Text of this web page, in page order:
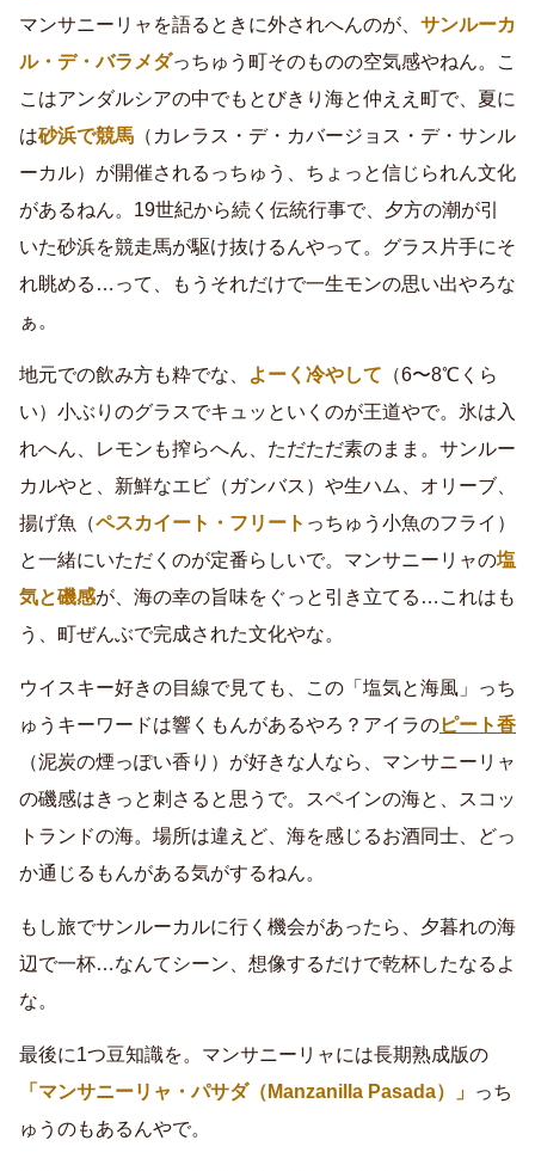
マンサニーリャを語るときに外されへんのが、 サンルーカ
ル・デ・バラメダっちゅう町そのものの空気感やねん。こ
こはアンダルシアの中でもとびきり海と仲ええ町で、夏に
は砂浜で競馬 （カレラス・デ・カバージョス・デ・サンル
ーカル）が開催されるっちゅう、ちょっと信じられん文化
があるねん。19世紀から続く伝統行事で、夕方の潮が引
いた砂浜を競走馬が駆け抜けるんやって。グラス片手にそ
れ眺める…って、もうそれだけで一生モンの思い出やろな
ぁ。
地元での飲み方も粋でな、 よーく冷やして （6〜8℃くら
い）小ぶりのグラスでキュッといくのが王道やで。氷は入
れへん、レモンも搾らへん、ただただ素のまま。サンルー
カルやと、新鮮なエビ（ガンバス）や生ハム、オリーブ、
揚げ魚（ペスカイート・フリート っちゅう小魚のフライ）
と一緒にいただくのが定番らしいで。マンサニーリャの塩
気と磯感が、海の幸の旨味をぐっと引き立てる…これはも
う、町ぜんぶで完成された文化やな。
ウイスキー好きの目線で見ても、この「塩気と海風」っち
ゅうキーワードは響くもんがあるやろ？アイラのピート香
（泥炭の煙っぽい香り）が好きな人なら、マンサニーリャ
の磯感はきっと刺さると思うで。スペインの海と、スコッ
トランドの海。場所は違えど、海を感じるお酒同士、どっ
か通じるもんがある気がするねん。
もし旅でサンルーカルに行く機会があったら、夕暮れの海
辺で一杯…なんてシーン、想像するだけで乾杯したなるよ
な。
最後に1つ豆知識を。マンサニーリャには長期熟成版の
「マンサニーリャ・パサダ（Manzanilla Pasada）」 っち
ゅうのもあるんやで。